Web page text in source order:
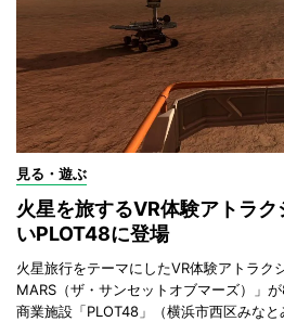
見る・遊ぶ
火星を旅するVR体験アトラ
いPLOT48に登場
火星旅行をテーマにしたVR体験アトラク
MARS（ザ・サンセットオブマーズ）」
商業施設「PLOT48」（横浜市西区みな